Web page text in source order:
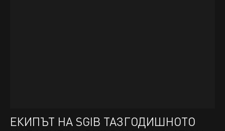
ЕКИПЪТ НА SGIВ ТАЗГОДИШНОТО